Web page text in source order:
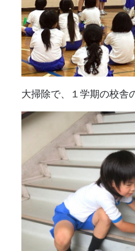
大掃除で、１学期の校舎